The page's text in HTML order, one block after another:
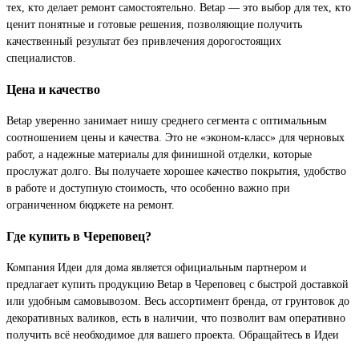
тех, кто делает ремонт самостоятельно. Betap — это выбор для тех, кто
ценит понятные и готовые решения, позволяющие получить
качественный результат без привлечения дорогостоящих
специалистов.
Цена и качество
Betap уверенно занимает нишу среднего сегмента с оптимальным
соотношением цены и качества. Это не «эконом-класс» для черновых
работ, а надежные материалы для финишной отделки, которые
прослужат долго. Вы получаете хорошее качество покрытия, удобство
в работе и доступную стоимость, что особенно важно при
ограниченном бюджете на ремонт.
Где купить в Череповец?
Компания Идеи для дома является официальным партнером и
предлагает купить продукцию Betap в Череповец с быстрой доставкой
или удобным самовывозом. Весь ассортимент бренда, от грунтовок до
декоративных валиков, есть в наличии, что позволит вам оперативно
получить всё необходимое для вашего проекта. Обращайтесь в Идеи